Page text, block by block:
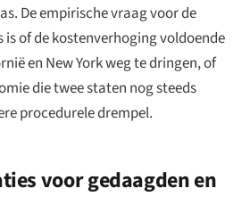
De empirische vraag voor de
of de kostenverhoging voldoende
en New York weg te dringen, of
die twee staten nog steeds
procedurele drempel.
voor gedaagden en